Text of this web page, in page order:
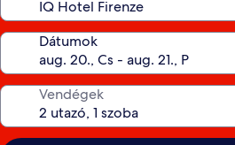
Dátumok
Vendégek